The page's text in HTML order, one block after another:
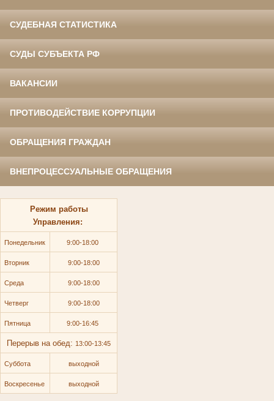
СУДЕБНАЯ СТАТИСТИКА
СУДЫ СУБЪЕКТА РФ
ВАКАНСИИ
ПРОТИВОДЕЙСТВИЕ КОРРУПЦИИ
ОБРАЩЕНИЯ ГРАЖДАН
ВНЕПРОЦЕССУАЛЬНЫЕ ОБРАЩЕНИЯ
Режим работы
Управления:
Понедельник 9:00-18:00
Вторник 9:00-18:00
Среда 9:00-18:00
Четверг 9:00-18:00
Пятница 9:00-16:45
Перерыв на обед: 13:00-13:45
Суббота выходной
Воскресенье выходной